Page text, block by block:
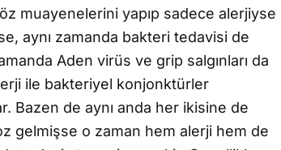
muayenelerini yapıp sadece alerjiyse
aynı zamanda bakteri tedavisi de
Aden virüs ve grip salgınları da
ile bakteriyel konjonktürler
Bazen de aynı anda her ikisine de
gelmişse o zaman hem alerji hem de